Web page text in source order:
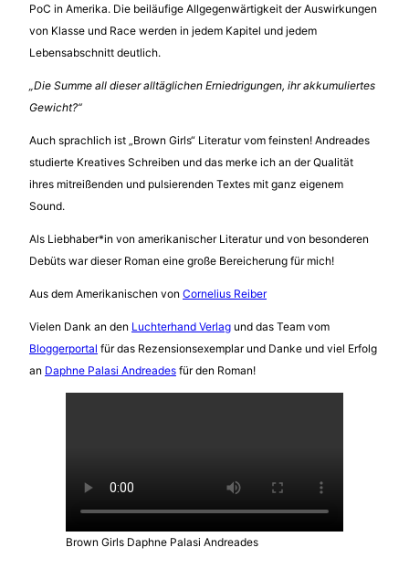
PoC in Amerika. Die beiläufige Allgegenwärtigkeit der Auswirkungen
von Klasse und Race werden in jedem Kapitel und jedem
Lebensabschnitt deutlich.
„Die Summe all dieser alltäglichen Erniedrigungen, ihr akkumuliertes
Gewicht?“
Auch sprachlich ist „Brown Girls“ Literatur vom feinsten! Andreades
studierte Kreatives Schreiben und das merke ich an der Qualität
ihres mitreißenden und pulsierenden Textes mit ganz eigenem
Sound.
Als Liebhaber*in von amerikanischer Literatur und von besonderen
Debüts war dieser Roman eine große Bereicherung für mich!
Aus dem Amerikanischen von Cornelius Reiber
Vielen Dank an den Luchterhand Verlag und das Team vom
Bloggerportal für das Rezensionsexemplar und Danke und viel Erfolg
an Daphne Palasi Andreades für den Roman!
Brown Girls Daphne Palasi Andreades